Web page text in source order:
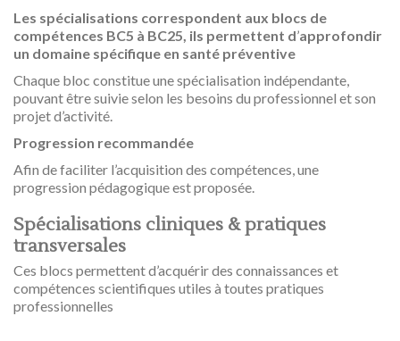
Les spécialisations correspondent aux blocs de
compétences BC5 à BC25, ils permettent d’approfondir
un domaine spécifique en santé préventive
Chaque bloc constitue une spécialisation indépendante,
pouvant être suivie selon les besoins du professionnel et son
projet d’activité.
Progression recommandée
Afin de faciliter l’acquisition des compétences, une
progression pédagogique est proposée.
Spécialisations cliniques & pratiques
transversales
Ces blocs permettent d’acquérir des connaissances et
compétences scientifiques utiles à toutes pratiques
professionnelles